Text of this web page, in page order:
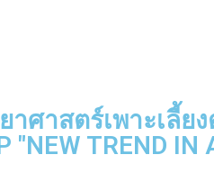
ศาสตร์เพาะเลี้ย
"NEW TREND IN